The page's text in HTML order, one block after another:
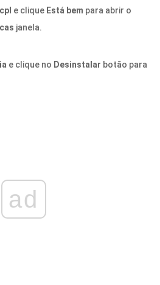
e clique Está bem para abrir o
janela.
e clique no Desinstalar botão para
ad